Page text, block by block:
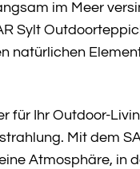
im Meer
Sylt
natürlichen
für Ihr Outdoor-
Mit dem
Atmosphäre, in